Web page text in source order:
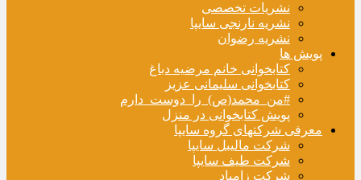
نشریات تخصصی
نشریه نارنجی سایپا
نشریه رضوان
پویش ها
کتابخوانی خانم مرضیه دباغ
کتابخوانی سلیمانی عزیز
#من_محمد(ص)_را_دوست_دارم
پویش کتابخوانی در منزل
معرفی شرکتهای گروه سایپا
شرکت مالیبل سایپا
شرکت طیف سایپا
شرکت زامیاد